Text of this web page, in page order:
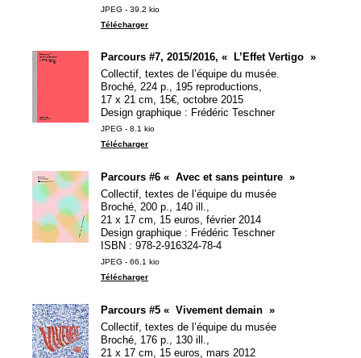
JPEG - 39.2 kio
Télécharger
Parcours #7, 2015/2016, « L’Effet Vertigo »
Collectif, textes de l’équipe du musée.
Broché, 224 p., 195 reproductions,
17 x 21 cm, 15€, octobre 2015
Design graphique : Frédéric Teschner
JPEG - 8.1 kio
Télécharger
Parcours #6 « Avec et sans peinture »
Collectif, textes de l’équipe du musée
Broché, 200 p., 140 ill.,
21 x 17 cm, 15 euros, février 2014
Design graphique : Frédéric Teschner
ISBN : 978-2-916324-78-4
JPEG - 66.1 kio
Télécharger
Parcours #5 « Vivement demain »
Collectif, textes de l’équipe du musée
Broché, 176 p., 130 ill.,
21 x 17 cm, 15 euros, mars 2012